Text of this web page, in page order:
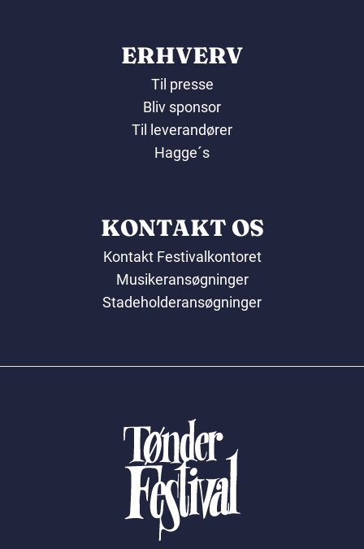
ERHVERV
Til presse
Bliv sponsor
Til leverandører
Hagge´s
KONTAKT OS
Kontakt Festivalkontoret
Musikeransøgninger
Stadeholderansøgninger